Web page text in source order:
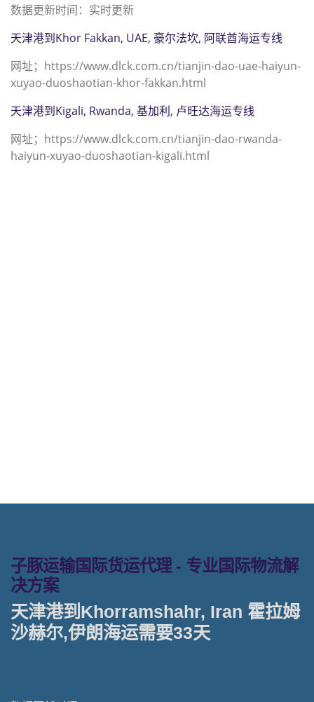
数据更新时间：实时更新
天津港到Khor Fakkan, UAE, 豪尔法坎, 阿联酋海运专线
网址；https://www.dlck.com.cn/tianjin-dao-uae-haiyun-
xuyao-duoshaotian-khor-fakkan.html
天津港到Kigali, Rwanda, 基加利, 卢旺达海运专线
网址；https://www.dlck.com.cn/tianjin-dao-rwanda-
haiyun-xuyao-duoshaotian-kigali.html
子豚运输国际货运代理 - 专业国际物流解
决方案
天津港到Khorramshahr, Iran 霍拉姆
沙赫尔,伊朗海运需要33天